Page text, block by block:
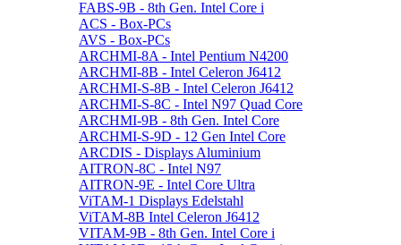
FABS-9B - 8th Gen. Intel Core i
ACS - Box-PCs
AVS - Box-PCs
ARCHMI-8A - Intel Pentium N4200
ARCHMI-8B - Intel Celeron J6412
ARCHMI-S-8B - Intel Celeron J6412
ARCHMI-S-8C - Intel N97 Quad Core
ARCHMI-9B - 8th Gen. Intel Core
ARCHMI-S-9D - 12 Gen Intel Core
ARCDIS - Displays Aluminium
AITRON-8C - Intel N97
AITRON-9E - Intel Core Ultra
ViTAM-1 Displays Edelstahl
ViTAM-8B Intel Celeron J6412
VITAM-9B - 8th Gen. Intel Core i